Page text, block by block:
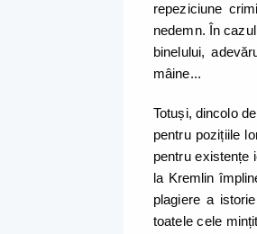
repeziciune
nedemn. În
binelului,
mâine...
Totuși, dincolo
pentru pozițiile
pentru existențe
la Kremlin
plagiere a
toatele cele